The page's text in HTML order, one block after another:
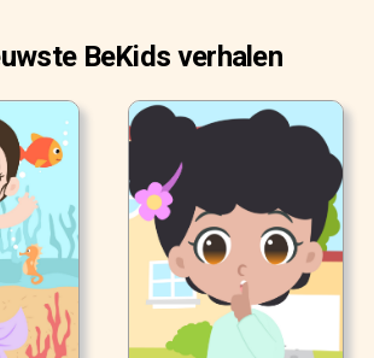
BeKids verhalen